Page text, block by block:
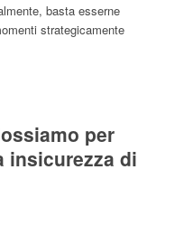
basta esserne
strategicamente
per
insicurezza di